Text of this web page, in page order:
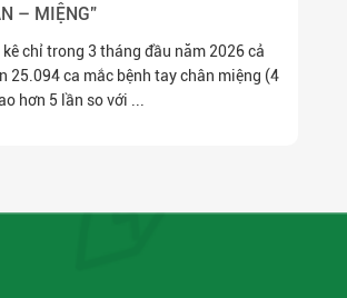
– MIỆNG”
kê chỉ trong 3 tháng đầu năm 2026 cả
25.094 ca mắc bệnh tay chân miệng (4
hơn 5 lần so với ...